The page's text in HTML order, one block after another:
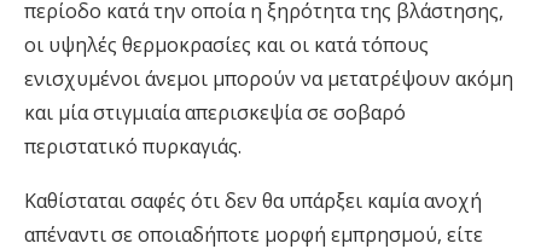
περίοδο κατά την οποία η ξηρότητα της βλάστησης,
οι υψηλές θερμοκρασίες και οι κατά τόπους
ενισχυμένοι άνεμοι μπορούν να μετατρέψουν ακόμη
και μία στιγμιαία απερισκεψία σε σοβαρό
περιστατικό πυρκαγιάς.
Καθίσταται σαφές ότι δεν θα υπάρξει καμία ανοχή
απέναντι σε οποιαδήποτε μορφή εμπρησμού, είτε